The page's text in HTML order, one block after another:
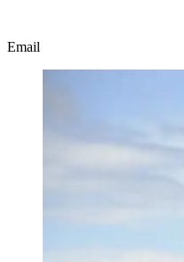
Email